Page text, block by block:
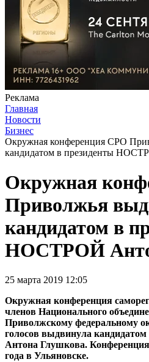
Реклама
Главная
Новости
Бизнес
Окружная конференция СРО
кандидатом в президенты
Окружная
Приволжья
кандидатом в
НОСТРОЙ
25 марта 2019 12:05
Окружная конференция
членов Национального
Приволжскому федеральному
голосов выдвинула
Антона Глушкова.
года в Ульяновске.